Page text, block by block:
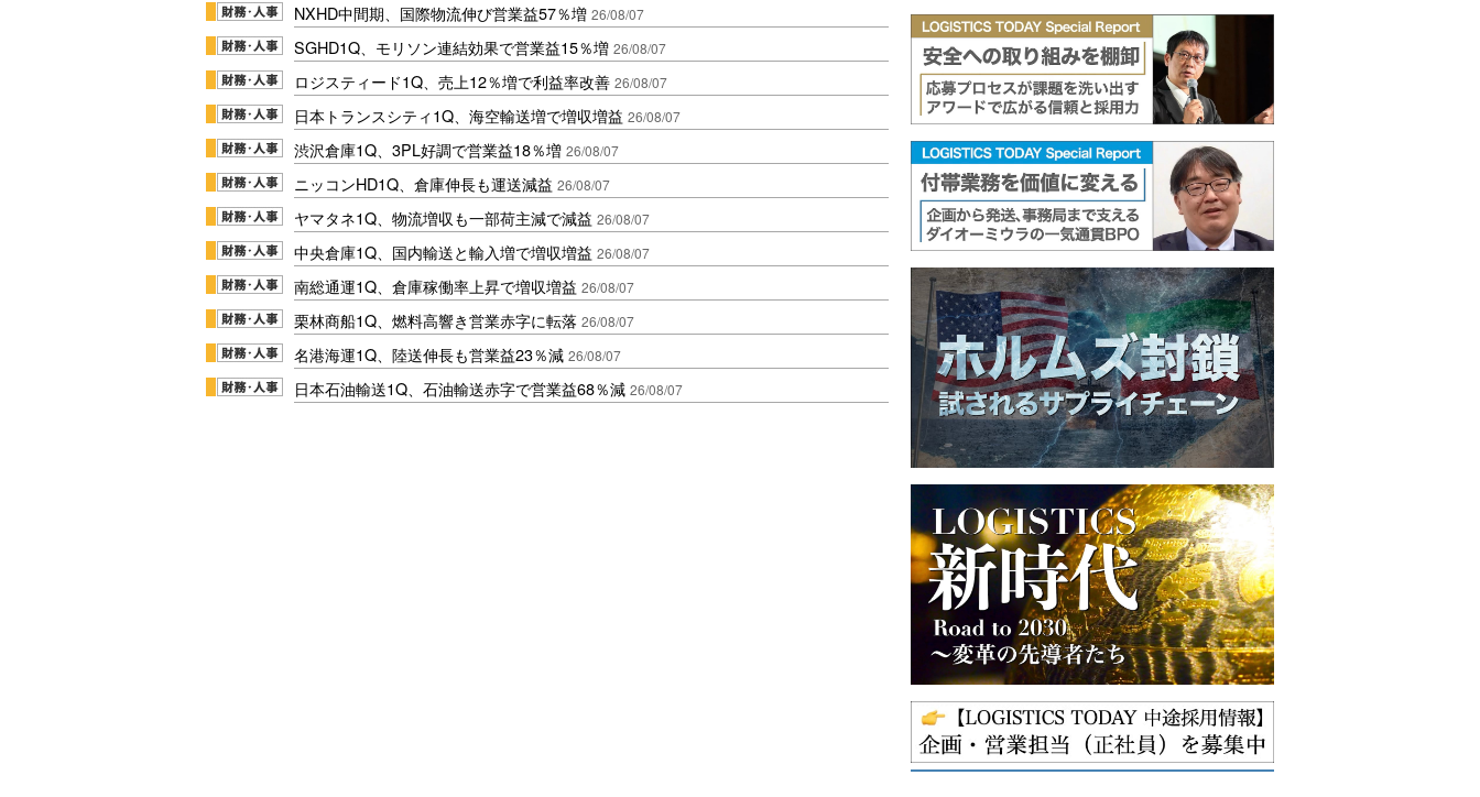
NXHD中間期、国際物流伸び営業益57％増 26/08/07
SGHD1Q、モリソン連結効果で営業益15％増 26/08/07
ロジスティード1Q、売上12％増で利益率改善 26/08/07
日本トランスシティ1Q、海空輸送増で増収増益 26/08/07
渋沢倉庫1Q、3PL好調で営業益18％増 26/08/07
ニッコンHD1Q、倉庫伸長も運送減益 26/08/07
ヤマタネ1Q、物流増収も一部荷主減で減益 26/08/07
中央倉庫1Q、国内輸送と輸入増で増収増益 26/08/07
南総通運1Q、倉庫稼働率上昇で増収増益 26/08/07
栗林商船1Q、燃料高響き営業赤字に転落 26/08/07
名港海運1Q、陸送伸長も営業益23％減 26/08/07
日本石油輸送1Q、石油輸送赤字で営業益68％減 26/08/07